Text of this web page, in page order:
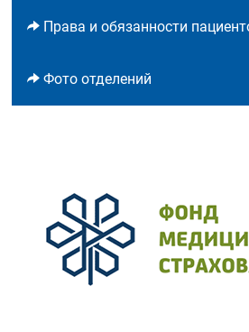
Права и обязанности
Фото отделений